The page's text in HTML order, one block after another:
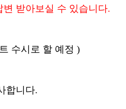
받아보실 수 있습니다.
수시로 할 예정 )
합니다.